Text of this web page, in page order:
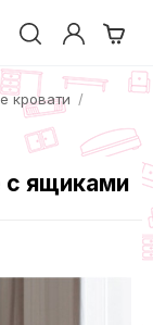
кровати
с ящиками